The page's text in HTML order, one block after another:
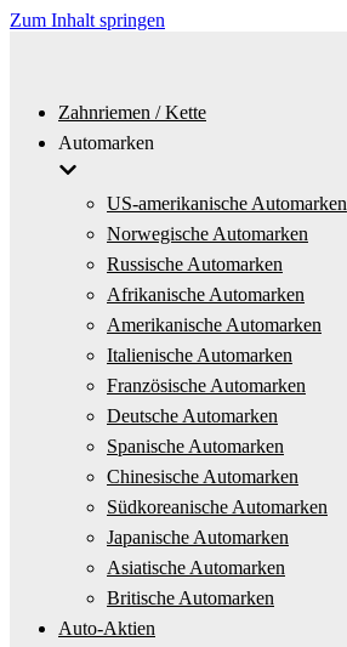
Zum Inhalt springen
Zahnriemen / Kette
Automarken
US-amerikanische Automarken
Norwegische Automarken
Russische Automarken
Afrikanische Automarken
Amerikanische Automarken
Italienische Automarken
Französische Automarken
Deutsche Automarken
Spanische Automarken
Chinesische Automarken
Südkoreanische Automarken
Japanische Automarken
Asiatische Automarken
Britische Automarken
Auto-Aktien